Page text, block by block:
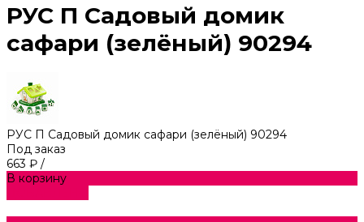
РУС П Садовый домик
сафари (зелёный) 90294
РУС П Садовый домик сафари (зелёный) 90294
Под заказ
663 ₽ /
В корзину